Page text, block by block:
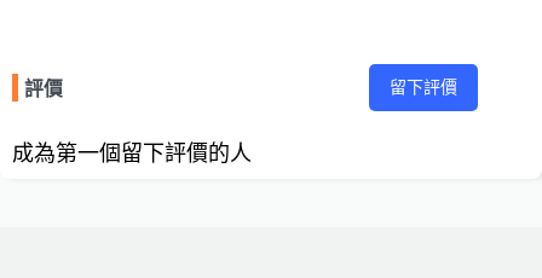
評價 留下評價
成為第一個留下評價的人